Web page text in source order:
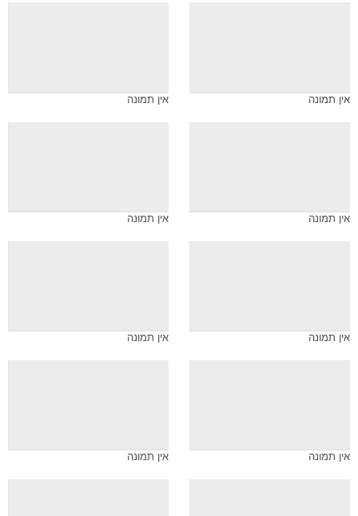
אין תמונה אין תמונה
אין תמונה אין תמונה
אין תמונה אין תמונה
אין תמונה אין תמונה